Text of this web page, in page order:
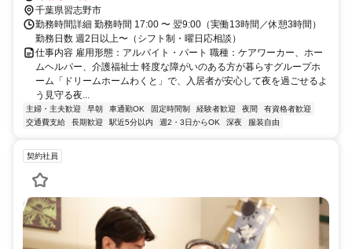
千葉県習志野市
勤務時間詳細 勤務時間 17:00 〜 翌9:00（実働13時間／休憩3時間）
勤務日数 週2日以上〜（シフト制・曜日応相談）
仕事内容 雇用形態：アルバイト・パート 職種：ケアワーカー、ホー
ムヘルパー、介護福祉士 軽度な障がいのある方が暮らすグループホ
ーム「ドリームホームわくと」で、入居者が安心して夜を過ごせるよ
う見守る夜...
主婦・主夫歓迎 早朝 車通勤OK 固定時間制 経験者歓迎 夜間
有資格者歓迎
交通費支給
長期歓迎 駅近5分以内 週2・3日からOK 深夜 服装自由
契約社員